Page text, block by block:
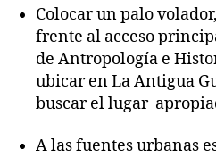
Colocar un palo
frente al acceso
de Antropología e
ubicar en La Antigua
buscar el lugar
A las fuentes urbanas